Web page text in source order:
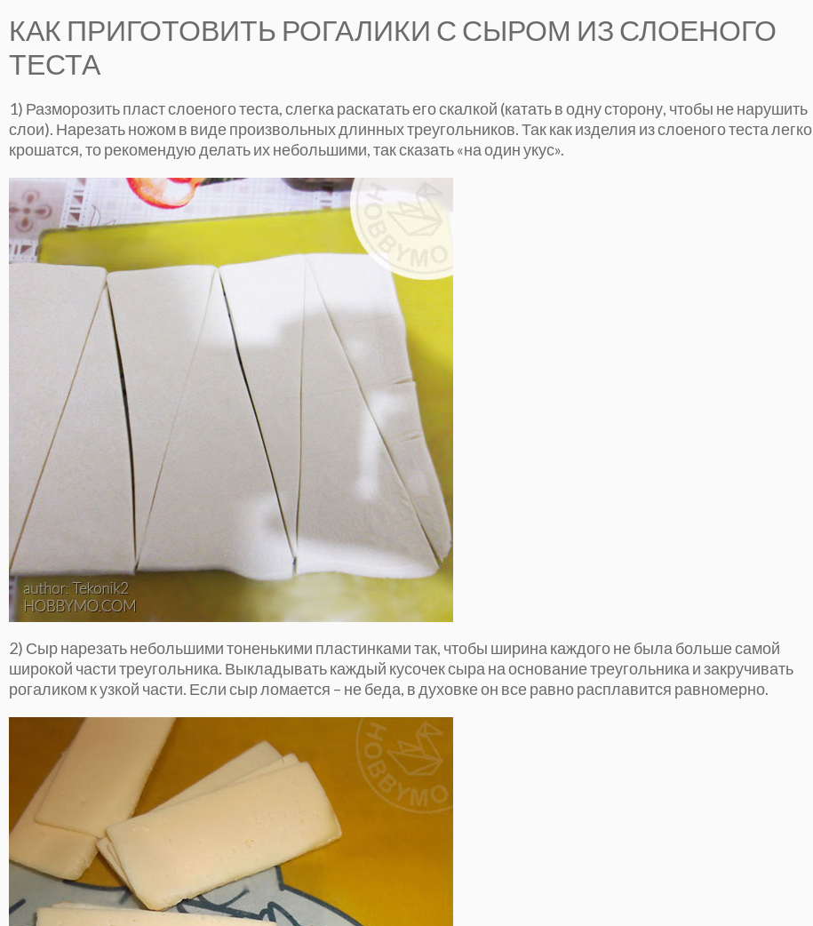
КАК ПРИГОТОВИТЬ РОГАЛИКИ С СЫРОМ ИЗ СЛОЕНОГО
ТЕСТА
1) Разморозить пласт слоеного теста, слегка раскатать его скалкой (катать в одну сторону, чтобы не нарушить
слои). Нарезать ножом в виде произвольных длинных треугольников. Так как изделия из слоеного теста легко
крошатся, то рекомендую делать их небольшими, так сказать «на один укус».
2) Сыр нарезать небольшими тоненькими пластинками так, чтобы ширина каждого не была больше самой
широкой части треугольника. Выкладывать каждый кусочек сыра на основание треугольника и закручивать
рогаликом к узкой части. Если сыр ломается – не беда, в духовке он все равно расплавится равномерно.